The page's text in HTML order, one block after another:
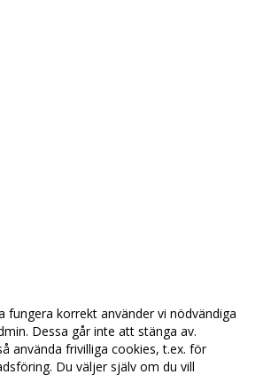
fungera korrekt använder vi nödvändiga
Dessa går inte att stänga av.
använda frivilliga cookies, t.ex. för
Du väljer själv om du vill